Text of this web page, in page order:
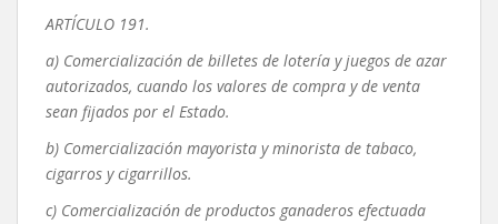
ARTÍCULO 191.
a) Comercialización de billetes de lotería y juegos de azar
autorizados, cuando los valores de compra y de venta
sean fijados por el Estado.
b) Comercialización mayorista y minorista de tabaco,
cigarros y cigarrillos.
c) Comercialización de productos ganaderos efectuada